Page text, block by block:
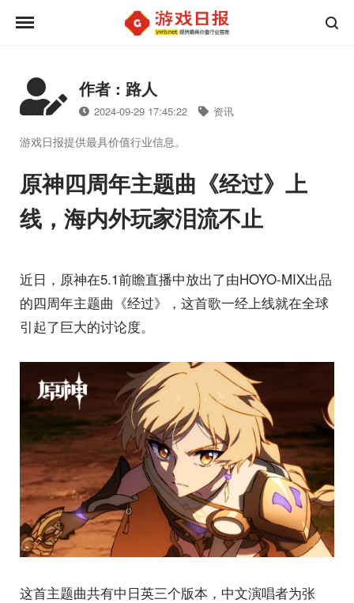
作者 : 路人
2024-09-29 17:45:22 资讯
游戏日报提供最具价值行业信息。
原神四周年主题曲《经过》上
线，海内外玩家泪流不止
近日，原神在5.1前瞻直播中放出了由HOYO-MIX出品
的四周年主题曲《经过》，这首歌一经上线就在全球
引起了巨大的讨论度。
这首主题曲共有中日英三个版本，中文演唱者为张